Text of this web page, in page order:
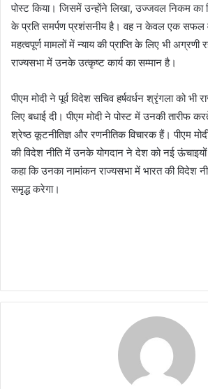
पोस्ट किया। जिसमें उन्होंने लिखा, उज्जवल निकम का
के प्रति समर्पण प्रशंसनीय है। वह न केवल एक सफल
महत्वपूर्ण मामलों में न्याय की प्राप्ति के लिए भी
राज्यसभा में उनके उत्कृष्ट कार्य का सम्मान है।
पीएम मोदी ने पूर्व विदेश सचिव हर्षवर्धन श्रृंगला को भी
लिए बधाई दी। पीएम मोदी ने पोस्ट में उनकी तारीफ
श्रेष्ठ कूटनीतिज्ञ और रणनीतिक विचारक हैं। पीएम
की विदेश नीति में उनके योगदान ने देश को नई
कहा कि उनका नामांकन राज्यसभा में भारत की विदेश
समृद्ध करेगा।